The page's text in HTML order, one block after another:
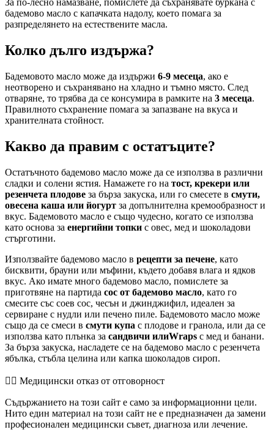
За по-лесно намазване, помислете да съхранявате буркана с
бадемово масло с капачката надолу, което помага за
разпределянето на естествените масла.
Колко дълго издържа?
Бадемовото масло може да издържи 6-9 месеца, ако е
неотворено и съхранявано на хладно и тъмно място. След
отваряне, то трябва да се консумира в рамките на 3 месеца.
Правилното съхранение помага за запазване на вкуса и
хранителната стойност.
Какво да правим с остатъците?
Остатъчното бадемово масло може да се използва в различни
сладки и солени ястия. Намажете го на тост, крекери или
резенчета плодове за бърза закуска, или го смесете в смути,
овесена каша или йогурт за допълнителна кремообразност и
вкус. Бадемовото масло е също чудесно, когато се използва
като основа за енергийни топки с овес, мед и шоколадови
стърготини.
Използвайте бадемово масло в рецепти за печене, като
бисквити, брауни или мъфини, където добавя влага и ядков
вкус. Ако имате много бадемово масло, помислете за
приготвяне на партида сос от бадемово масло, като го
смесите със соев сос, чесън и джинджифил, идеален за
сервиране с нудли или печено пиле. Бадемовото масло може
също да се смеси в смути купа с плодове и гранола, или да се
използва като плънка за сандвичи илиWraps с мед и банани.
За бърза закуска, насладете се на бадемово масло с резенчета
ябълка, стъбла целина или капка шоколадов сироп.
👨‍⚕️️ Медицински отказ от отговорност
Съдържанието на този сайт е само за информационни цели.
Нито един материал на този сайт не е предназначен да замени
професионален медицински съвет, диагноза или лечение.